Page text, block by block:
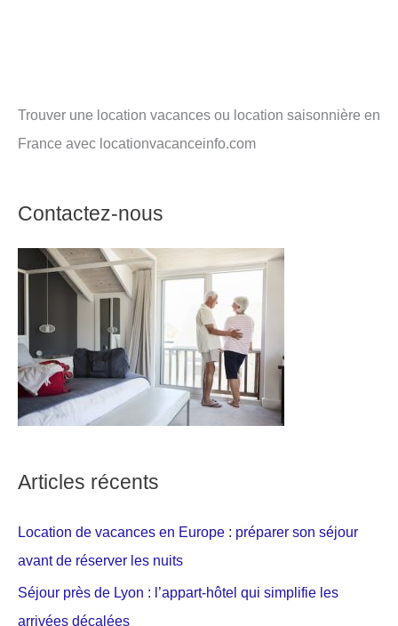
Trouver une location vacances ou location saisonnière en
France avec locationvacanceinfo.com
Contactez-nous
Articles récents
Location de vacances en Europe : préparer son séjour
avant de réserver les nuits
Séjour près de Lyon : l’appart-hôtel qui simplifie les
arrivées décalées